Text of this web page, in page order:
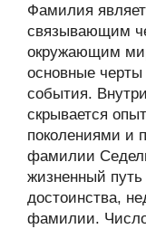
Фамилия
связывающим
окружающим
основные
события.
скрывается
поколениями и
фамилии
жизненный
достоинства,
фамилии.